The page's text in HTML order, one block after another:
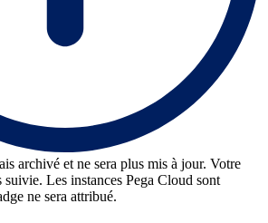
archivé et ne sera plus mis à jour. Votre
suivie. Les instances Pega Cloud sont
ne sera attribué.